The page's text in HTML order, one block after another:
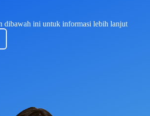
dibawah ini untuk informasi lebih lanjut